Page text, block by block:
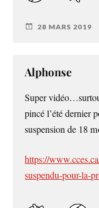
28 MARS 2019
Alphonse
Super
pincé l’été dernier
suspension de 18
https://
suspendu-pour-la-